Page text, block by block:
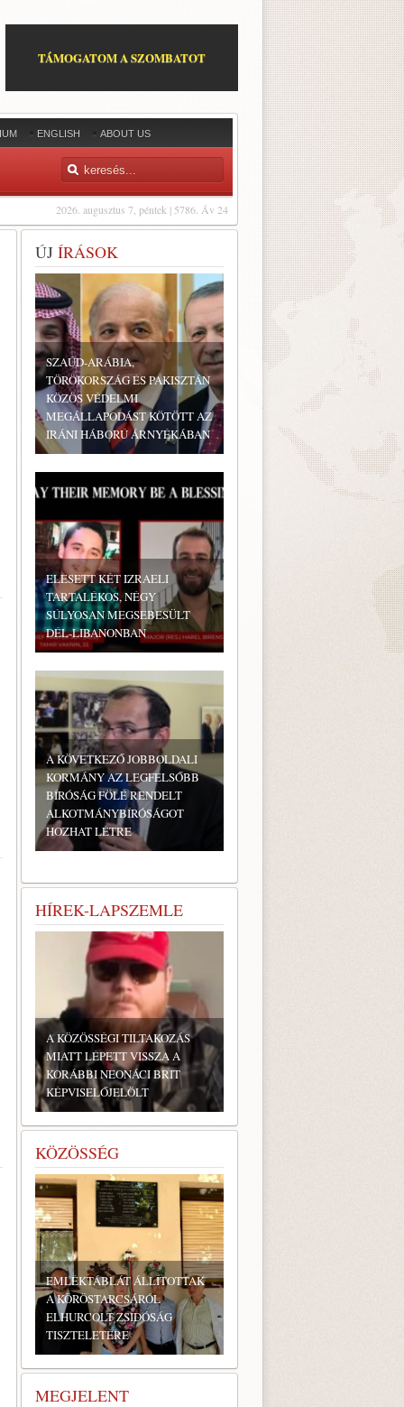
TÁMOGATOM A SZOMBATOT
ENGLISH ABOUT US
2026. augusztus 7, péntek | 5786. Áv 24
ÚJ ÍRÁSOK
SZAÚD-ARÁBIA,
TÖRÖKORSZÁG ÉS PAKISZTÁN
KÖZÖS VÉDELMI
MEGÁLLAPODÁST KÖTÖTT AZ
IRÁNI HÁBORÚ ÁRNYÉKÁBAN
ELESETT KÉT IZRAELI
TARTALÉKOS, NÉGY
SÚLYOSAN MEGSEBESÜLT
DÉL-LIBANONBAN
A KÖVETKEZŐ JOBBOLDALI
KORMÁNY AZ LEGFELSŐBB
BÍRÓSÁG FÖLÉ RENDELT
ALKOTMÁNYBÍRÓSÁGOT
HOZHAT LÉTRE
HÍREK-LAPSZEMLE
A KÖZÖSSÉGI TILTAKOZÁS
MIATT LÉPETT VISSZA A
KORÁBBI NEONÁCI BRIT
KÉPVISELŐJELÖLT
KÖZÖSSÉG
EMLÉKTÁBLÁT ÁLLÍTOTTAK
A KÖRÖSTARCSÁRÓL
ELHURCOLT ZSIDÓSÁG
TISZTELETÉRE
MEGJELENT